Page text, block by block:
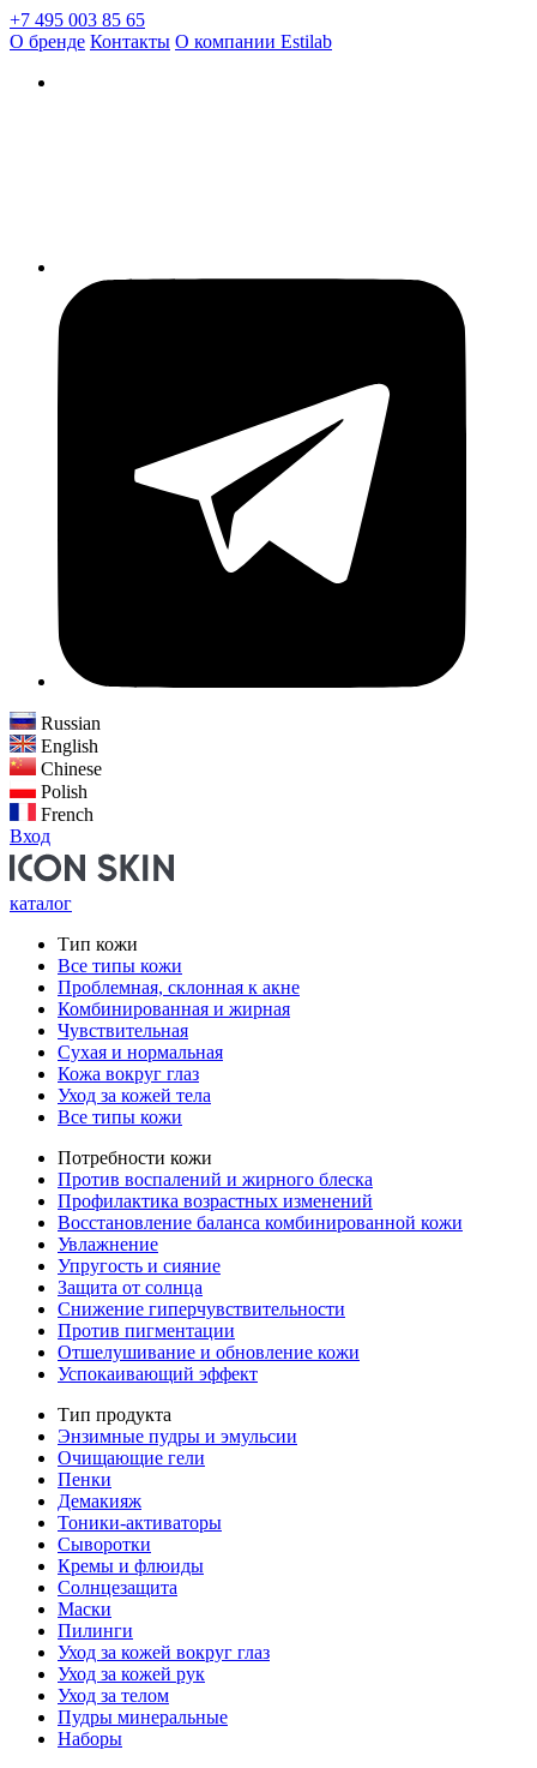
+7 495 003 85 65
О бренде Контакты О компании Estilab
Russian
English
Chinese
Polish
French
Вход
каталог
Тип кожи
Все типы кожи
Проблемная, склонная к акне
Комбинированная и жирная
Чувствительная
Сухая и нормальная
Кожа вокруг глаз
Уход за кожей тела
Все типы кожи
Потребности кожи
Против воспалений и жирного блеска
Профилактика возрастных изменений
Восстановление баланса комбинированной кожи
Увлажнение
Упругость и сияние
Защита от солнца
Снижение гиперчувствительности
Против пигментации
Отшелушивание и обновление кожи
Успокаивающий эффект
Тип продукта
Энзимные пудры и эмульсии
Очищающие гели
Пенки
Демакияж
Тоники-активаторы
Сыворотки
Кремы и флюиды
Солнцезащита
Маски
Пилинги
Уход за кожей вокруг глаз
Уход за кожей рук
Уход за телом
Пудры минеральные
Наборы